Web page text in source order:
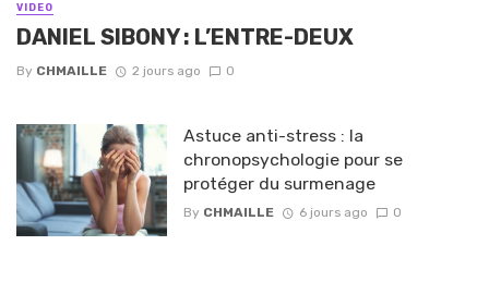
VIDEO
DANIEL SIBONY : L’ENTRE-DEUX
By CHMAILLE 2 jours ago 0
Astuce anti-stress : la
chronopsychologie pour se
protéger du surmenage
By CHMAILLE 6 jours ago 0